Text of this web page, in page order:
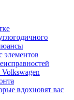
элементов
Volkswagen
вдохновят вас